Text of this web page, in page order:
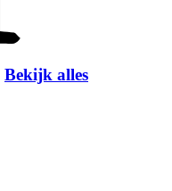
Bekijk alles